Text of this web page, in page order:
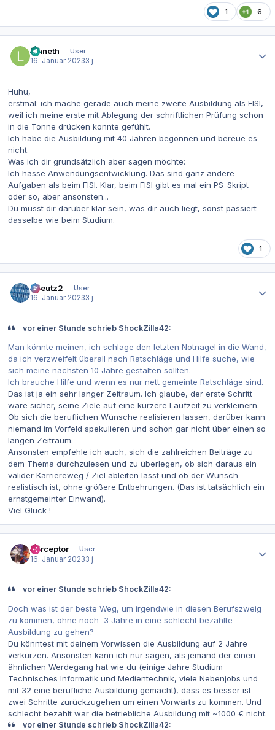
1 6
lenneth
User
16. Januar 20233 j
Huhu,
erstmal: ich mache gerade auch meine zweite Ausbildung als FISI,
weil ich meine erste mit Ablegung der schriftlichen Prüfung schon
in die Tonne drücken konnte gefühlt.
Ich habe die Ausbildung mit 40 Jahren begonnen und bereue es
nicht.
Was ich dir grundsätzlich aber sagen möchte:
Ich hasse Anwendungsentwicklung. Das sind ganz andere
Aufgaben als beim FISI. Klar, beim FISI gibt es mal ein PS-Skript
oder so, aber ansonsten...
Du musst dir darüber klar sein, was dir auch liegt, sonst passiert
dasselbe wie beim Studium.
1
tkreutz2
User
16. Januar 20233 j
vor einer Stunde schrieb ShockZilla42:
Man könnte meinen, ich schlage den letzten Notnagel in die Wand,
da ich verzweifelt überall nach Ratschläge und Hilfe suche, wie
sich meine nächsten 10 Jahre gestalten sollten.
Ich brauche Hilfe und wenn es nur nett gemeinte Ratschläge sind.
Das ist ja ein sehr langer Zeitraum. Ich glaube, der erste Schritt
wäre sicher, seine Ziele auf eine kürzere Laufzeit zu verkleinern.
Ob sich die beruflichen Wünsche realisieren lassen, darüber kann
niemand im Vorfeld spekulieren und schon gar nicht über einen so
langen Zeitraum.
Ansonsten empfehle ich auch, sich die zahlreichen Beiträge zu
dem Thema durchzulesen und zu überlegen, ob sich daraus ein
valider Karriereweg / Ziel ableiten lässt und ob der Wunsch
realistisch ist, ohne größere Entbehrungen. (Das ist tatsächlich ein
ernstgemeinter Einwand).
Viel Glück !
Perceptor
User
16. Januar 20233 j
vor einer Stunde schrieb ShockZilla42:
Doch was ist der beste Weg, um irgendwie in diesen Berufszweig
zu kommen, ohne noch 3 Jahre in eine schlecht bezahlte
Ausbildung zu gehen?
Du könntest mit deinem Vorwissen die Ausbildung auf 2 Jahre
verkürzen. Ansonsten kann ich nur sagen, als jemand der einen
ähnlichen Werdegang hat wie du (einige Jahre Studium
Technisches Informatik und Medientechnik, viele Nebenjobs und
mit 32 eine berufliche Ausbildung gemacht), dass es besser ist
zwei Schritte zurückzugehen um einen Vorwärts zu kommen. Und
schlecht bezahlt war die betriebliche Ausbildung mit ~1000 € nicht.
vor einer Stunde schrieb ShockZilla42: